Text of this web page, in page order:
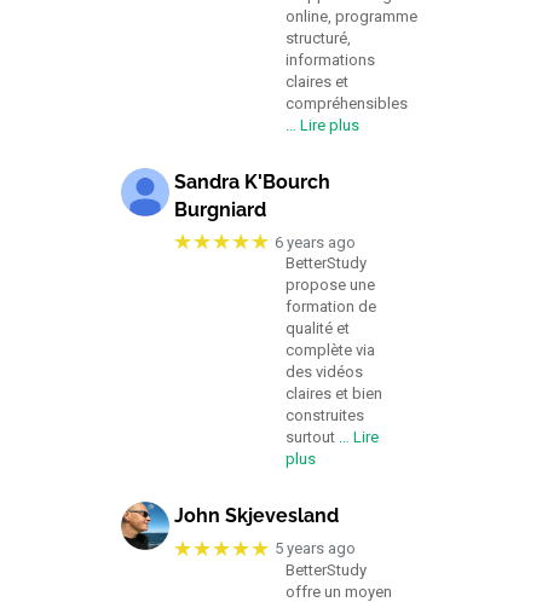
online, programme
structuré,
informations
claires et
compréhensibles
… Lire plus
Sandra K'Bourch
Burgniard
★★★★★ 6 years ago
BetterStudy
propose une
formation de
qualité et
complète via
des vidéos
claires et bien
construites
surtout … Lire
plus
John Skjevesland
★★★★★ 5 years ago
BetterStudy
offre un moyen